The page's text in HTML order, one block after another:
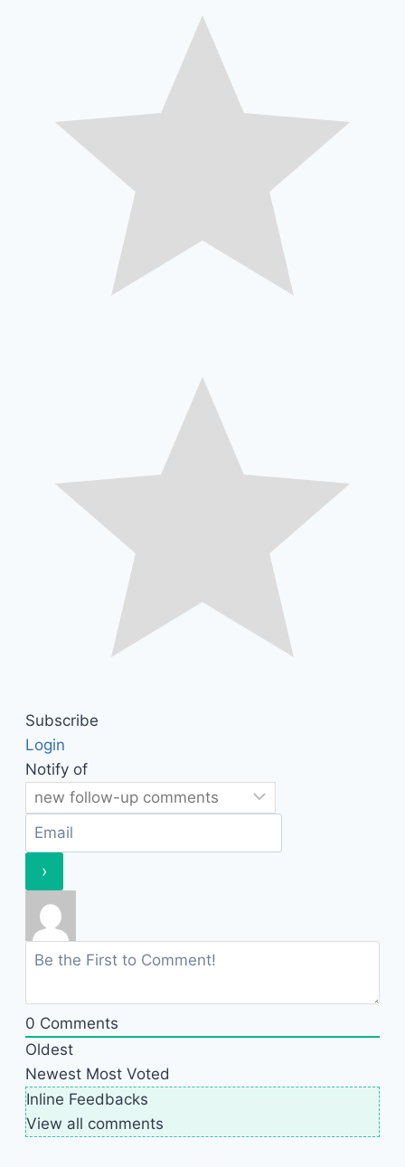
Subscribe
Login
Notify of
0 Comments
Oldest
Newest Most Voted
Inline Feedbacks
View all comments